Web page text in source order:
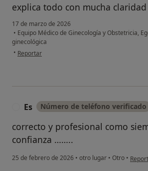
explica todo con mucha claridad
17 de marzo de 2026
• Equipo Médico de Ginecología y Obstetricia,
ginecológica
• en opinión del usuario Matilde Garcia
Reportar
Es Número de teléfono verificado
correcto y profesional como
confianza ……..
25 de febrero de 2026 • otro lugar • Otro • en